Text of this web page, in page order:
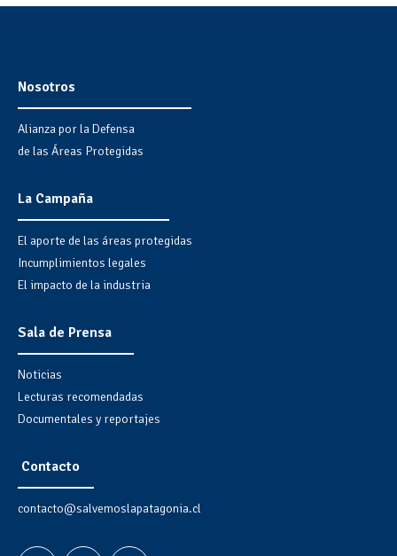
Nosotros
Alianza por la Defensa
de las Áreas Protegidas
La Campaña
El aporte de las áreas protegidas
Incumplimientos legales
El impacto de la industria
Sala de Prensa
Noticias
Lecturas recomendadas
Documentales y reportajes
Contacto
contacto@salvemoslapatagonia.cl